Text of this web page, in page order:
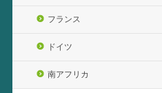
フランス
ドイツ
南アフリカ